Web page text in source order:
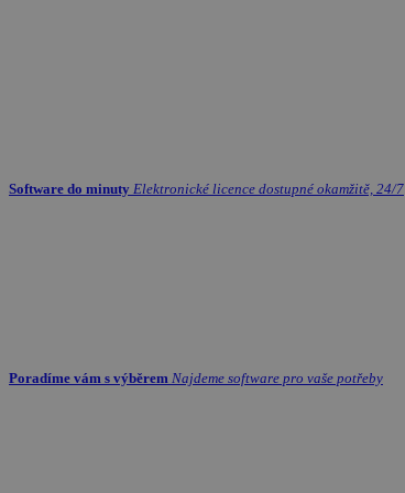
Software do minuty Elektronické licence dostupné okamžitě, 24/7
Poradíme vám s výběrem Najdeme software pro vaše potřeby